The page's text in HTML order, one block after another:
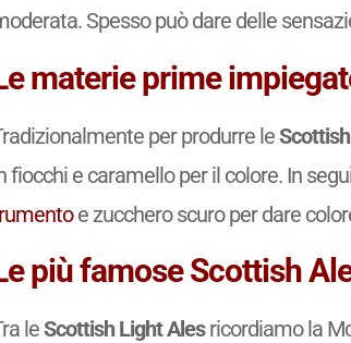
Spesso può dare delle
materie prime
per produrre le
fiocchi e caramello per il colore. In
e zucchero scuro per dare
più famose Scottish
leScottish Light Alesricordiamo la